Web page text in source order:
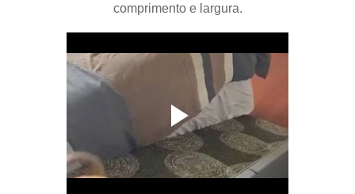
comprimento e largura.